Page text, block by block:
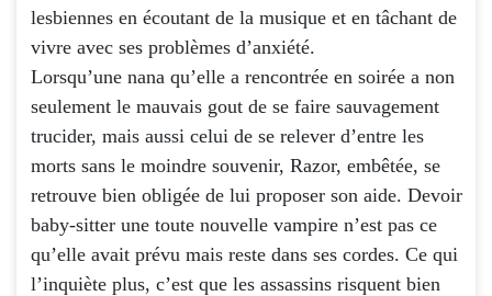
lesbiennes en écoutant de la musique et en tâchant de
vivre avec ses problèmes d’anxiété.
Lorsqu’une nana qu’elle a rencontrée en soirée a non
seulement le mauvais gout de se faire sauvagement
trucider, mais aussi celui de se relever d’entre les
morts sans le moindre souvenir, Razor, embêtée, se
retrouve bien obligée de lui proposer son aide. Devoir
baby-sitter une toute nouvelle vampire n’est pas ce
qu’elle avait prévu mais reste dans ses cordes. Ce qui
l’inquiète plus, c’est que les assassins risquent bien